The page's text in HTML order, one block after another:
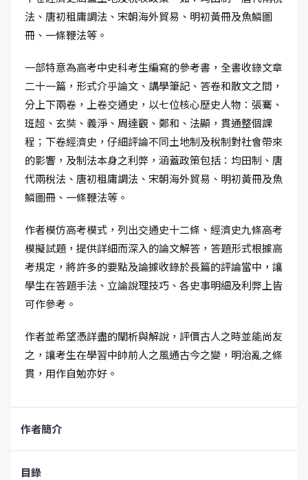
法、唐初租庸調法、宋朝海外貿易、明初黃冊及魚鱗圖
冊、一條鞭法等。
一部特意為高考中史科考生編寫的參考書，全書收錄文章
二十一篇，形式介乎論文、講學筆記、答卷和散文之間，
分上下兩卷，上卷交通史，以七位核心歷史人物：張騫、
班超、玄奘、義淨、周達觀、鄭和、法顯，貫通整個課
程；下卷經濟史，仔細評論不同土地制及稅制對社會帶來
的影響，及制法本身之利弊，涵蓋政策包括：均田制、唐
代兩稅法、唐初租庸調法、宋朝海外貿易、明初黃冊及魚
鱗圖冊、一條鞭法等。
作者模仿高考模式，列出交通史十二條、經濟史九條高考
模擬試題，提供詳細而深入的論文解答，答題形式根據高
考規定，將許多的要點及論據收錄於長篇的評論當中，讓
學生在答題手法、立論說理技巧、各史事明細及利弊上皆
可作參考。
作者並希望憑詳盡的闡析與解說，評價古人之時並能尚友
之，讓考生在學習中帥前人之風通古今之變，明治亂之條
貫，用作自勉亦好。
作者簡介
目錄